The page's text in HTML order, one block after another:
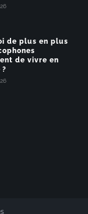
de plus en plus
de vivre en
?